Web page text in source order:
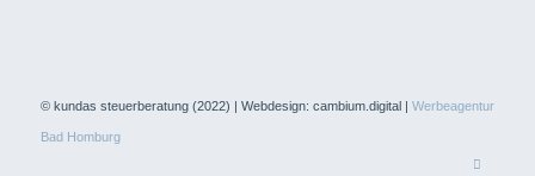
© kundas steuerberatung (2022) | Webdesign: cambium.digital | Werbeagentur
Bad Homburg